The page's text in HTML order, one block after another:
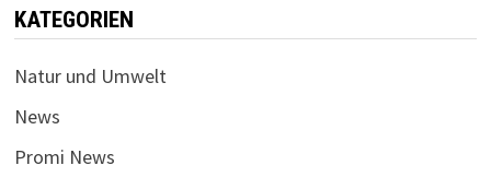
KATEGORIEN
Natur und Umwelt
News
Promi News